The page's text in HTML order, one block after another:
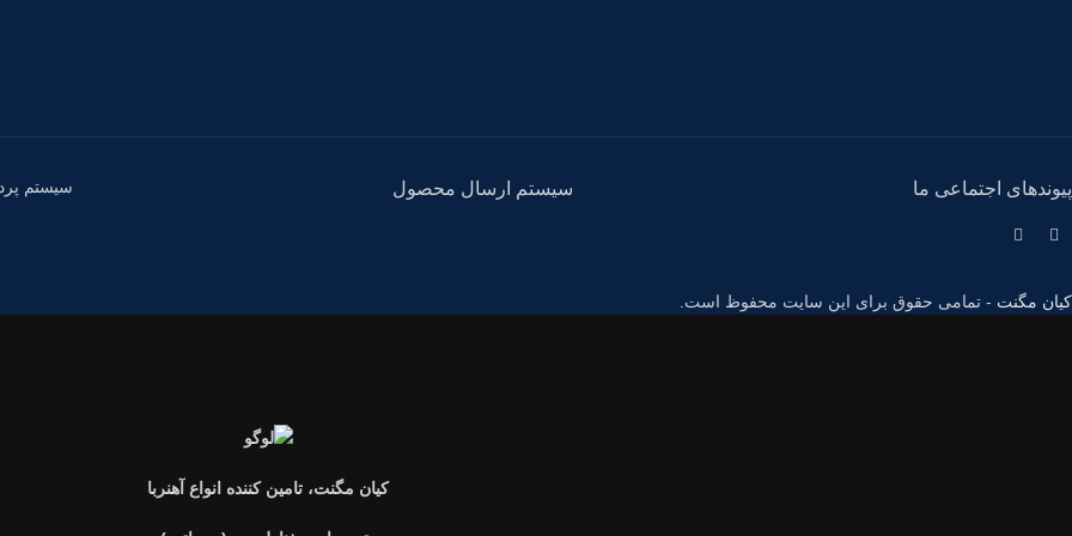
سیستم سیستم ارسال محصول پیوندهای اجتماعی ما
کیان مگنت - تمامی حقوق برای این سایت محفوظ است.
کیان مگنت، تامین کننده انواع آهنربا